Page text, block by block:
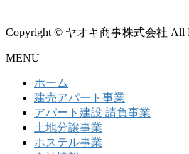
Copyright © ヤオキ商事株式会社 All
MENU
ホーム
建売アパート事業
アパート建設 請負事業
土地分譲事業
ホステル事業